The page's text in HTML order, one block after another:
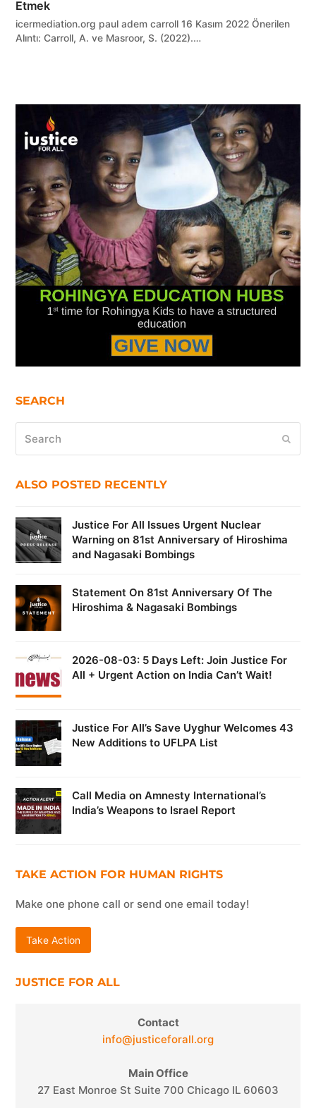
Etmek
icermediation.org paul adem carroll 16 Kasım 2022 Önerilen
Alıntı: Carroll, A. ve Masroor, S. (2022).…
SEARCH
ALSO POSTED RECENTLY
Justice For All Issues Urgent Nuclear
Warning on 81st Anniversary of Hiroshima
and Nagasaki Bombings
Statement On 81st Anniversary Of The
Hiroshima & Nagasaki Bombings
2026-08-03: 5 Days Left: Join Justice For
All + Urgent Action on India Can’t Wait!
Justice For All’s Save Uyghur Welcomes 43
New Additions to UFLPA List
Call Media on Amnesty International’s
India’s Weapons to Israel Report
TAKE ACTION FOR HUMAN RIGHTS
Make one phone call or send one email today!
Take Action
JUSTICE FOR ALL
Contact
info@justiceforall.org
Main Office
27 East Monroe St Suite 700 Chicago IL 60603